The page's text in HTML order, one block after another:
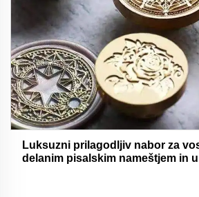
Luksuzni prilagodljiv nabor za
delanim pisalskim nameštjem in